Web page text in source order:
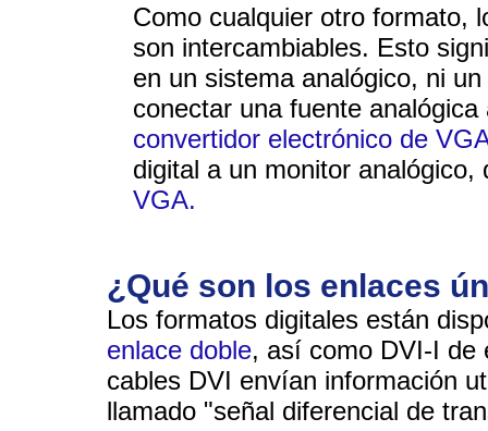
Como cualquier otro formato,
son intercambiables. Esto
en un sistema analógico, ni
conectar una fuente
convertidor electrónico de
digital a un monitor
VGA.
¿Qué son los enlaces
Los formatos digitales están
enlace doble, así como DVI-I
cables DVI envían información
llamado "señal diferencial de